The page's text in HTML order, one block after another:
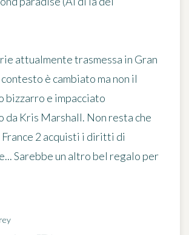
attualmente trasmessa in Gran
è cambiato ma non il
bizzarro e impacciato
da Kris Marshall. Non resta che
2 acquisti i diritti di
Sarebbe un altro bel regalo per